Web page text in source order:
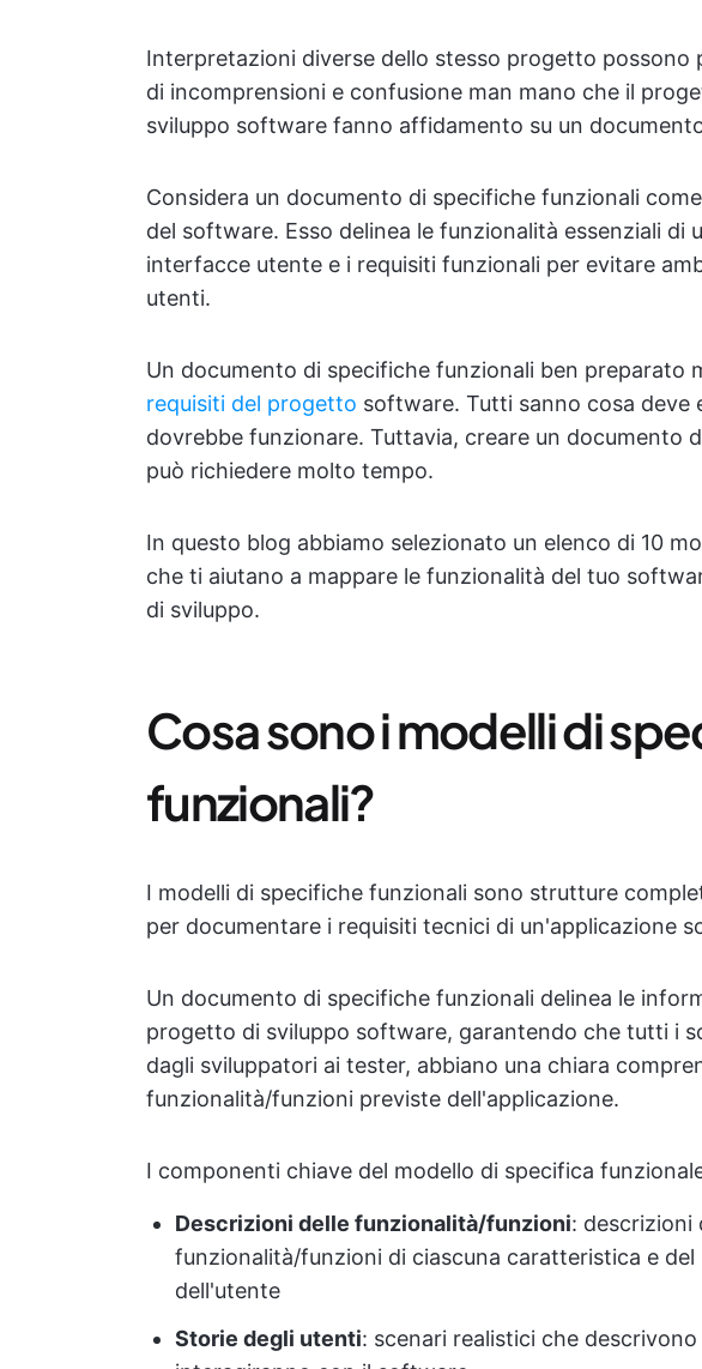
Interpretazioni diverse dello stesso progetto possono
di incomprensioni e confusione man mano che il
sviluppo software fanno affidamento su un
Considera un documento di specifiche funzionali
del software. Esso delinea le funzionalità essenziali di
interfacce utente e i requisiti funzionali per evitare
utenti.
Un documento di specifiche funzionali ben preparato
requisiti del progetto software. Tutti sanno cosa deve
dovrebbe funzionare. Tuttavia, creare un documento
può richiedere molto tempo.
In questo blog abbiamo selezionato un elenco di 10
che ti aiutano a mappare le funzionalità del tuo
di sviluppo.
Cosa sono i modelli di
funzionali?
I modelli di specifiche funzionali sono strutture
per documentare i requisiti tecnici di un'applicazione
Un documento di specifiche funzionali delinea le
progetto di sviluppo software, garantendo che tutti i
dagli sviluppatori ai tester, abbiano una chiara
funzionalità/funzioni previste dell'applicazione.
I componenti chiave del modello di specifica
Descrizioni delle funzionalità/funzioni: descrizioni
funzionalità/funzioni di ciascuna caratteristica e
dell'utente
Storie degli utenti: scenari realistici che